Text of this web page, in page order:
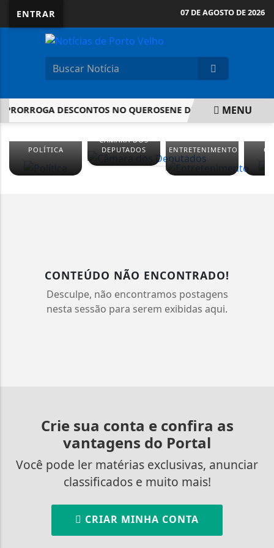
ENTRAR 07 DE AGOSTO DE 2026
DESCONTOS NO QUEROSENE DE AVIAÇÃO E NO
MENU
POLÍTICA
CÂMARA DOS
DEPUTADOS
ENTRETENIMENTO
CONTEÚDO NÃO ENCONTRADO!
Desculpe, não encontramos postagens
nesta sessão para serem exibidas aqui.
Crie sua conta e confira as
vantagens do Portal
Você pode ler matérias exclusivas, anunciar
classificados e muito mais!
CRIAR MINHA CONTA